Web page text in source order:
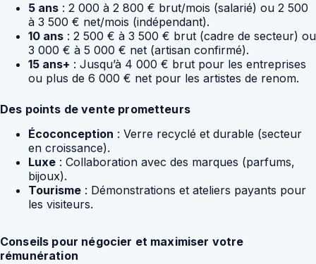
5 ans : 2 000 à 2 800 € brut/mois (salarié) ou 2 500
à 3 500 € net/mois (indépendant).
10 ans : 2 500 € à 3 500 € brut (cadre de secteur) ou
3 000 € à 5 000 € net (artisan confirmé).
15 ans+ : Jusqu’à 4 000 € brut pour les entreprises
ou plus de 6 000 € net pour les artistes de renom.
Des points de vente prometteurs
Écoconception : Verre recyclé et durable (secteur
en croissance).
Luxe : Collaboration avec des marques (parfums,
bijoux).
Tourisme : Démonstrations et ateliers payants pour
les visiteurs.
Conseils pour négocier et maximiser votre
rémunération